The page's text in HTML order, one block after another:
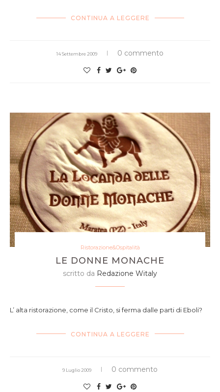
CONTINUA A LEGGERE
14 Settembre 2009 0 commento
Ristorazione&Ospitalità
LE DONNE MONACHE
scritto da Redazione Witaly
L’ alta ristorazione, come il Cristo, si ferma dalle parti di Eboli?
CONTINUA A LEGGERE
9 Luglio 2009 0 commento